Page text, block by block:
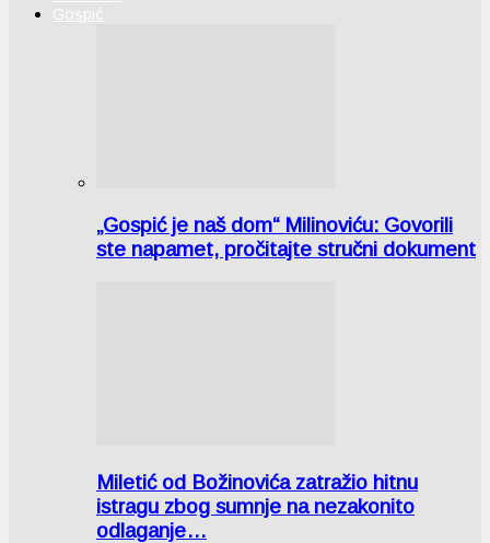
Gospić
„Gospić je naš dom“ Milinoviću: Govorili
ste napamet, pročitajte stručni dokument
Miletić od Božinovića zatražio hitnu
istragu zbog sumnje na nezakonito
odlaganje…